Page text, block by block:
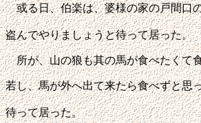
或る日、伯楽は、婆様の家の戸間口
盗んでやりましょうと待って居った。
所が、山の狼も其の馬が食べたくて
若し、馬が外へ出て来たら食べずと思
待って居った。